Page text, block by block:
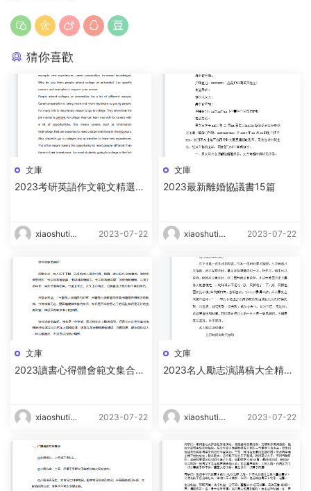
猜你喜歡
文庫
2023考研英語作文範文精選15
xiaoshutin
2023-07-22
文庫
2023最新離婚協議書15篇
xiaoshutin
2023-07-22
文庫
2023讀書心得體會範文集合15
xiaoshutin
2023-07-22
文庫
2023名人勵志演講稿大全精選
xiaoshutin
2023-07-22